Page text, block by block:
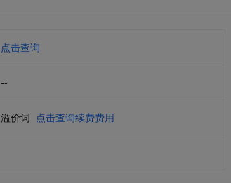
点击查询
--
溢价词 点击查询续费费用